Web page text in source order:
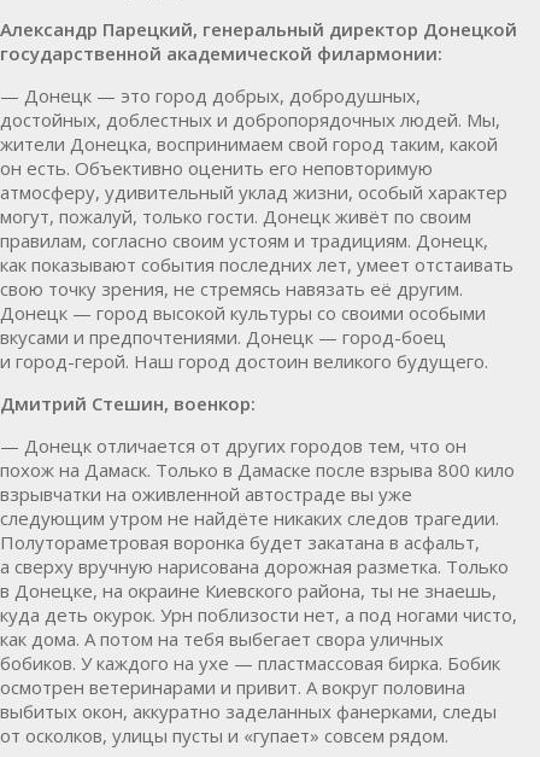
Александр Парецкий, генеральный директор Донецкой
государственной академической филармонии:
— Донецк — это город добрых, добродушных,
достойных, доблестных и добропорядочных людей. Мы,
жители Донецка, воспринимаем свой город таким, какой
он есть. Объективно оценить его неповторимую
атмосферу, удивительный уклад жизни, особый характер
могут, пожалуй, только гости. Донецк живёт по своим
правилам, согласно своим устоям и традициям. Донецк,
как показывают события последних лет, умеет отстаивать
свою точку зрения, не стремясь навязать её другим.
Донецк — город высокой культуры со своими особыми
вкусами и предпочтениями. Донецк — город-боец
и город-герой. Наш город достоин великого будущего.
Дмитрий Стешин, военкор:
— Донецк отличается от других городов тем, что он
похож на Дамаск. Только в Дамаске после взрыва 800 кило
взрывчатки на оживленной автостраде вы уже
следующим утром не найдёте никаких следов трагедии.
Полутораметровая воронка будет закатана в асфальт,
а сверху вручную нарисована дорожная разметка. Только
в Донецке, на окраине Киевского района, ты не знаешь,
куда деть окурок. Урн поблизости нет, а под ногами чисто,
как дома. А потом на тебя выбегает свора уличных
бобиков. У каждого на ухе — пластмассовая бирка. Бобик
осмотрен ветеринарами и привит. А вокруг половина
выбитых окон, аккуратно заделанных фанерками, следы
от осколков, улицы пусты и «гупает» совсем рядом.